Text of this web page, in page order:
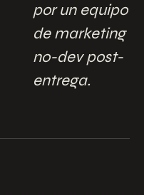
por un equipo
de marketing
no-dev post-
entrega.